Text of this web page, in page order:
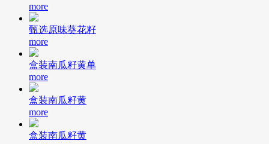
more
甄选原味葵花籽
more
盒装南瓜籽黄单
more
盒装南瓜籽黄
more
盒装南瓜籽黄